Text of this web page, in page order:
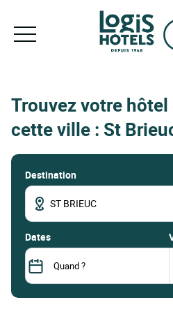
Trouvez votre hôtel
cette ville : St
Destination
dates